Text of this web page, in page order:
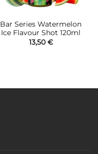
Bar Series Watermelon
Ice Flavour Shot 120ml
13,50 €